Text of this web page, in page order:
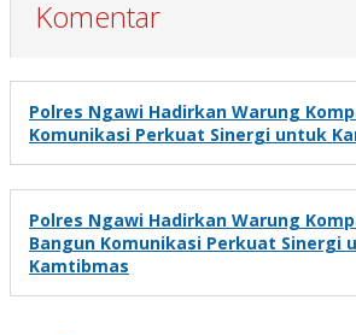
Komentar
Polres Ngawi Hadirkan Warung
Komunikasi Perkuat Sinergi untuk
Polres Ngawi Hadirkan Warung
Bangun Komunikasi Perkuat Sinergi
Kamtibmas